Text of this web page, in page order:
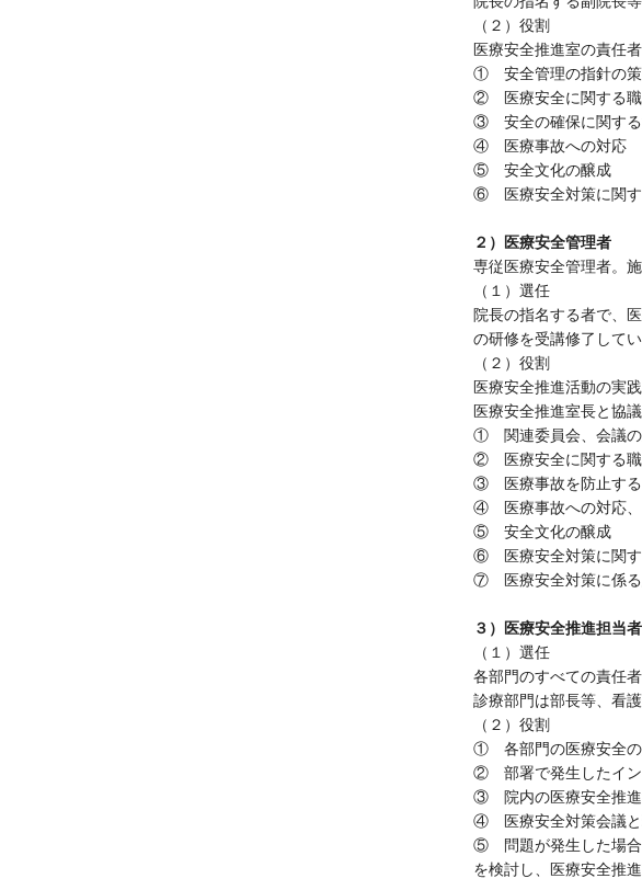
（２）役割
医療安全推進室の責任
① 安全管理の指針の策
② 医療安全に関する職
③ 安全の確保に関する
④ 医療事故への対応
⑤ 安全文化の醸成
⑥ 医療安全対策に関す
２）医療安全管理者
専従医療安全管理者。
（１）選任
院長の指名する者で、
の研修を受講修了してい
（２）役割
医療安全推進活動の実
医療安全推進室長と協
① 関連委員会、会議の
② 医療安全に関する職
③ 医療事故を防止する
④ 医療事故への対応、
⑤ 安全文化の醸成
⑥ 医療安全対策に関す
⑦ 医療安全対策に係る
３）医療安全推進担当
（１）選任
各部門のすべての責任
診療部門は部長等、看
（２）役割
① 各部門の医療安全の
② 部署で発生したイン
③ 院内の医療安全推進
④ 医療安全対策会議と
⑤ 問題が発生した場合
を検討し、医療安全推